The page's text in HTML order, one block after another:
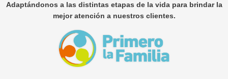
Adaptándonos a las distintas etapas de la vida para brindar la
mejor atención a nuestros clientes.